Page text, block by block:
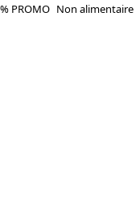
% PROMO Non alimentaire